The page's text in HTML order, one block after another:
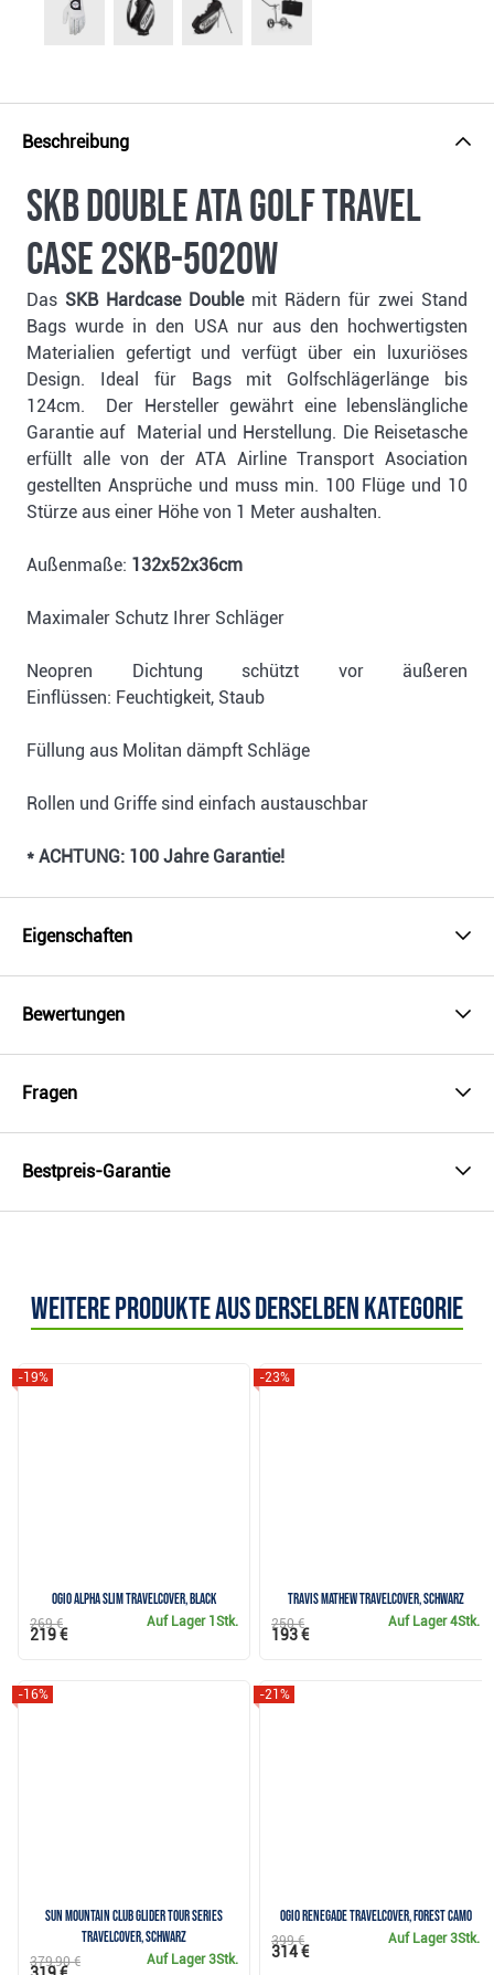
Beschreibung
SKB Double ATA Golf Travel
Case 2SKB-5020W
Das SKB Hardcase Double mit Rädern für zwei Stand
Bags wurde in den USA nur aus den hochwertigsten
Materialien gefertigt und verfügt über ein luxuriöses
Design. Ideal für Bags mit Golfschlägerlänge bis
124cm. Der Hersteller gewährt eine lebenslängliche
Garantie auf Material und Herstellung. Die Reisetasche
erfüllt alle von der ATA Airline Transport Asociation
gestellten Ansprüche und muss min. 100 Flüge und 10
Stürze aus einer Höhe von 1 Meter aushalten.
Außenmaße: 132x52x36cm
Maximaler Schutz Ihrer Schläger
Neopren Dichtung schützt vor äußeren
Einflüssen: Feuchtigkeit, Staub
Füllung aus Molitan dämpft Schläge
Rollen und Griffe sind einfach austauschbar
* ACHTUNG: 100 Jahre Garantie!
Eigenschaften
Bewertungen
Fragen
Bestpreis-Garantie
Weitere Produkte aus derselben Kategorie
Ogio Alpha Slim Travelcover, black
-19%
Auf Lager 1Stk.
269 €
219 €
Travis Mathew Travelcover, schwarz
-23%
Auf Lager4Stk.
250 €
193 €
Sun Mountain Club Glider Tour Series
Travelcover, schwarz
-16%
Auf Lager3Stk.
379,90 €
Ogio Renegade Travelcover, forest camo
-21%
Auf Lager3Stk.
399 €
314 €